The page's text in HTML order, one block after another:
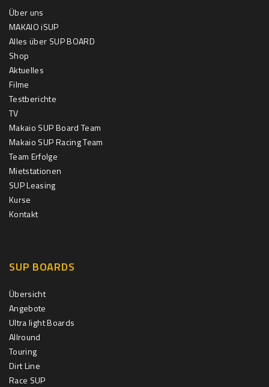
Über uns
MAKAIO iSUP
Alles über SUP BOARD
Shop
Aktuelles
Filme
Testberichte
TV
Makaio SUP Board Team
Makaio SUP Racing Team
Team Erfolge
Mietstationen
SUP Leasing
Kurse
Kontakt
SUP BOARDS
Übersicht
Angebote
Ultra light Boards
Allround
Touring
Dirt Line
Race SUP